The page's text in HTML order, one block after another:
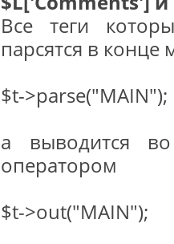
Все теги
парсятся в
$t->parse("MAIN");
а выводится
оператором
$t->out("MAIN");